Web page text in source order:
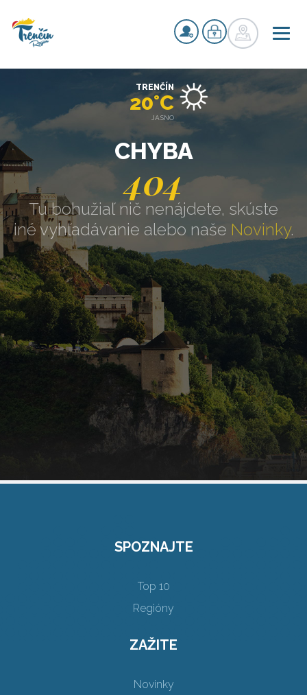
CHYBA
404
Tu bohužiaľ nič nenájdete, skúste
iné vyhľadávanie alebo naše Novinky.
TRENČÍN
20°C
JASNO
SPOZNAJTE
Top 10
Regióny
ZAŽITE
Novinky